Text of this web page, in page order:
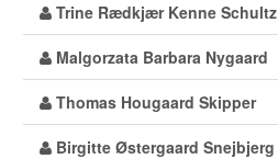
Trine Rædkjær Kenne Schultz
Malgorzata Barbara Nygaard
Thomas Hougaard Skipper
Birgitte Østergaard Snejbjerg